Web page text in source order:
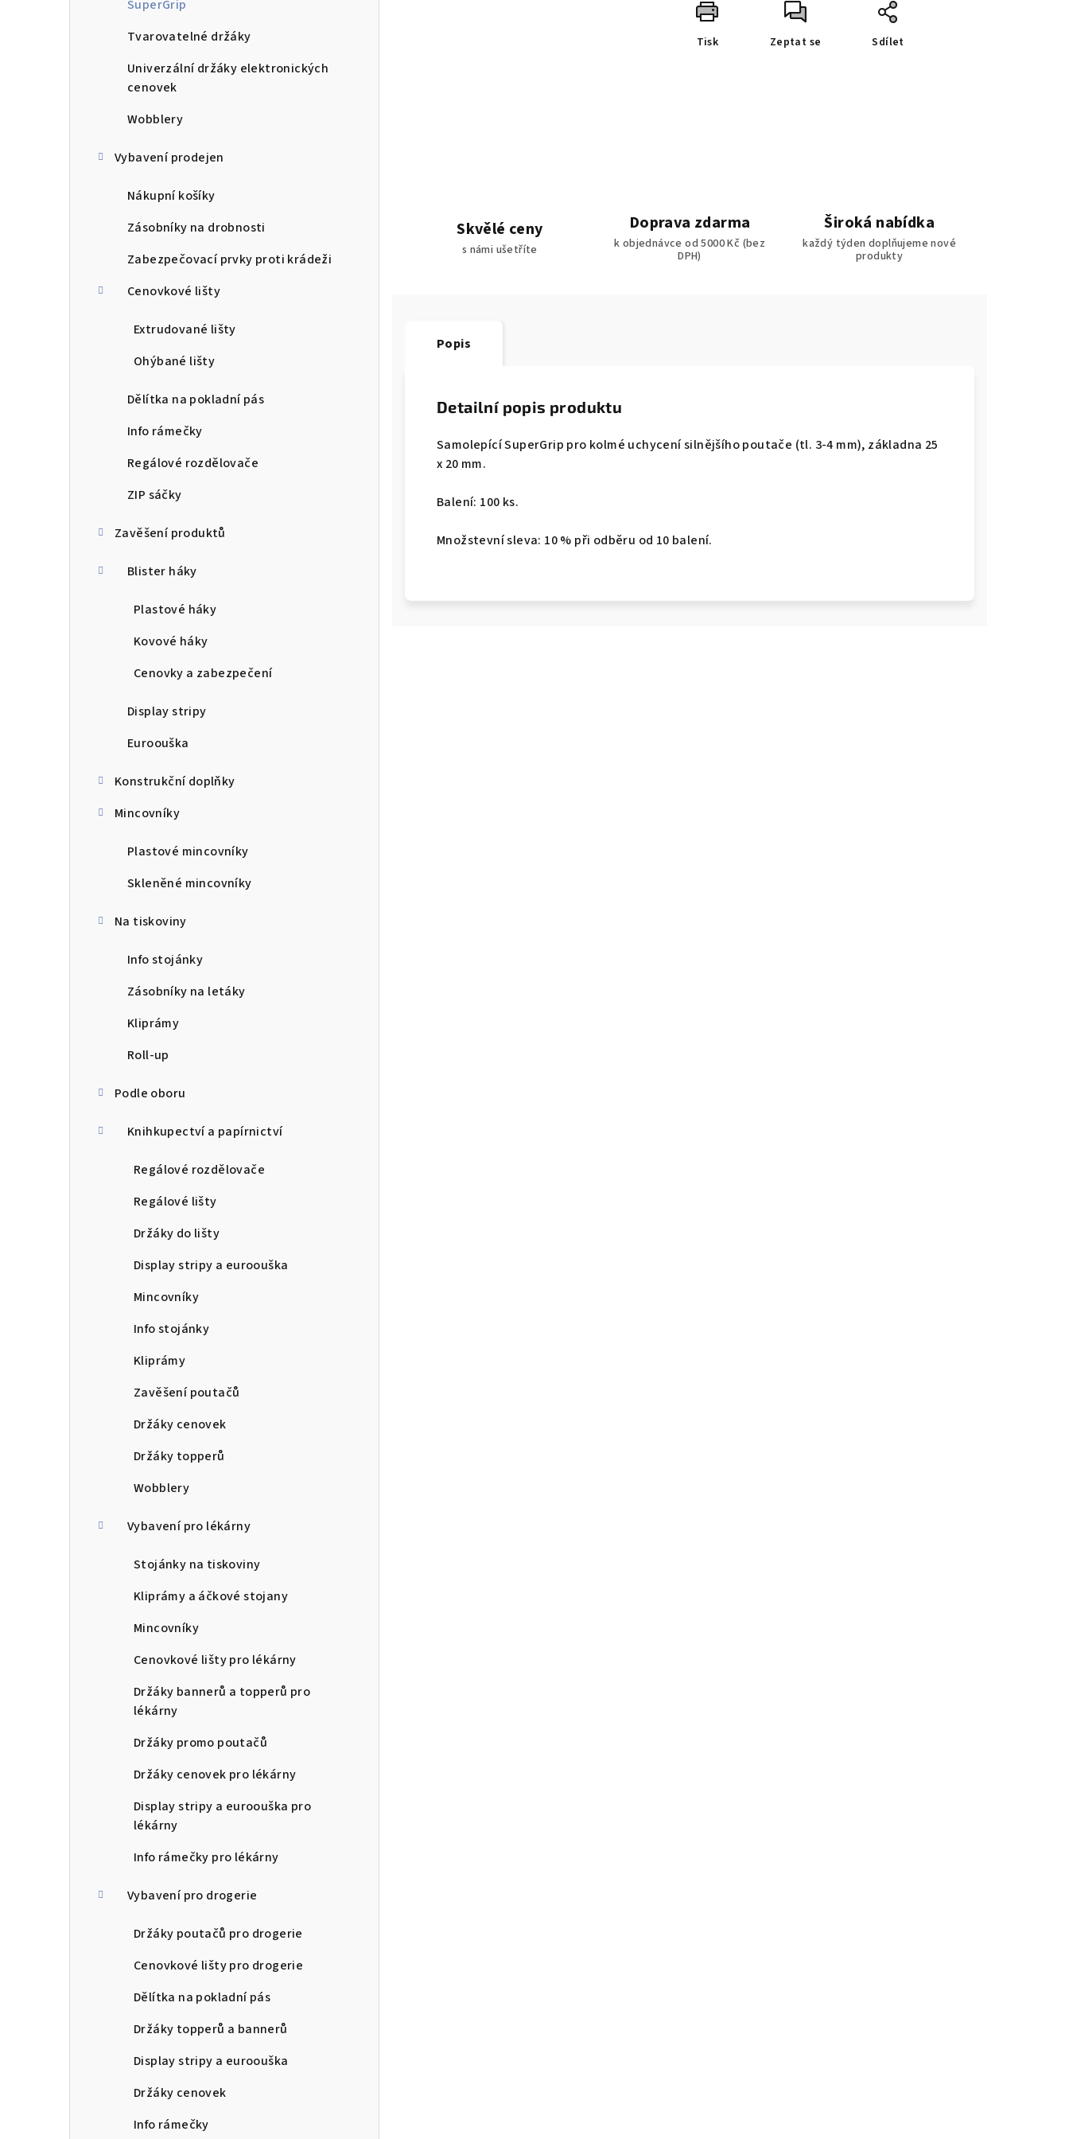
SuperGrip
Tvarovatelné držáky
Univerzální držáky elektronických
cenovek
Wobblery
Vybavení prodejen
Nákupní košíky
Zásobníky na drobnosti
Zabezpečovací prvky proti krádeži
Cenovkové lišty
Extrudované lišty
Ohýbané lišty
Dělítka na pokladní pás
Info rámečky
Regálové rozdělovače
ZIP sáčky
Zavěšení produktů
Blister háky
Plastové háky
Kovové háky
Cenovky a zabezpečení
Display stripy
Euroouška
Konstrukční doplňky
Mincovníky
Plastové mincovníky
Skleněné mincovníky
Na tiskoviny
Info stojánky
Zásobníky na letáky
Kliprámy
Roll-up
Podle oboru
Knihkupectví a papírnictví
Regálové rozdělovače
Regálové lišty
Držáky do lišty
Display stripy a euroouška
Mincovníky
Info stojánky
Kliprámy
Zavěšení poutačů
Držáky cenovek
Držáky topperů
Wobblery
Vybavení pro lékárny
Stojánky na tiskoviny
Kliprámy a áčkové stojany
Mincovníky
Cenovkové lišty pro lékárny
Držáky bannerů a topperů pro
lékárny
Držáky promo poutačů
Držáky cenovek pro lékárny
Display stripy a euroouška pro
lékárny
Info rámečky pro lékárny
Vybavení pro drogerie
Držáky poutačů pro drogerie
Cenovkové lišty pro drogerie
Dělítka na pokladní pás
Držáky topperů a bannerů
Display stripy a euroouška
Držáky cenovek
Info rámečky
Tisk Zeptat se Sdílet
Skvělé ceny
s námi ušetříte
Doprava zdarma
k objednávce od 5000 Kč (bez
DPH)
Široká nabídka
každý týden doplňujeme nové
produkty
Popis
Detailní popis produktu
Samolepící SuperGrip pro kolmé uchycení silnějšího poutače (tl. 3-4 mm), základna 25
x 20 mm.
Balení: 100 ks.
Množstevní sleva: 10 % při odběru od 10 balení.